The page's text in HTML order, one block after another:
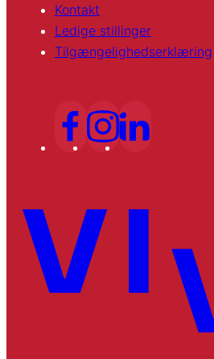
Kontakt
Ledige stillinger
Tilgængelighedserklæring